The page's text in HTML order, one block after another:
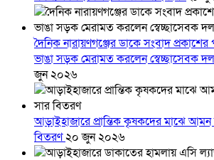
দৈনিক নারায়ণগঞ্জের ডাকে সংবাদ
ভাঙা সড়ক মেরামত করলেন স্বেচ্ছাসেবক
জুন ২০২৬
আড়াইহাজারে প্রান্তিক কৃষকদের মাঝে
বিতরণ২০ জুন ২০২৬